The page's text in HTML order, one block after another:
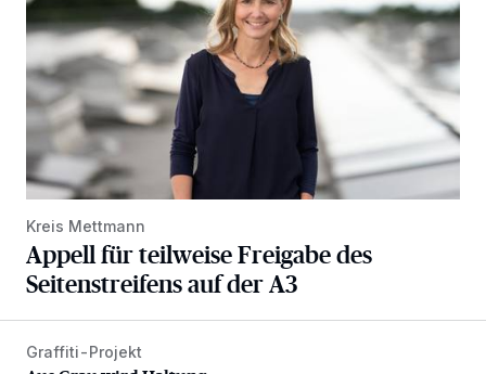
Kreis Mettmann
Appell für teilweise Freigabe des
Seitenstreifens auf der A3
Aus Grau wird Haltung
Graffiti-Projekt